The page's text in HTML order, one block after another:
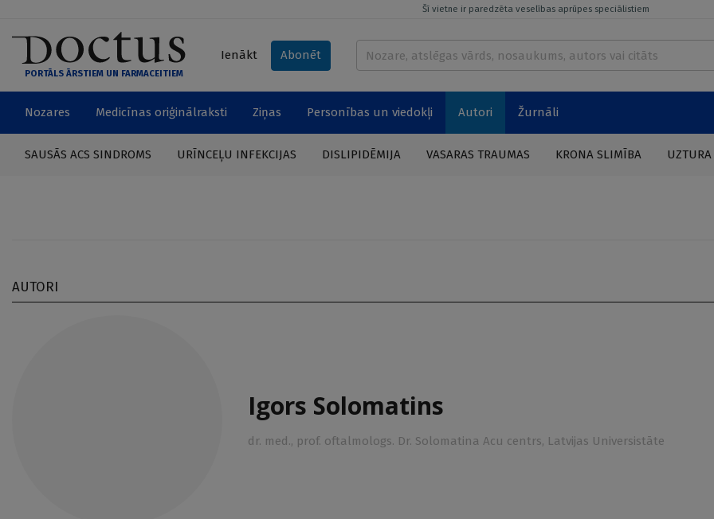
Šī vietne ir paredzēta veselības aprūpes speciālistiem
PORTĀLS ĀRSTIEM UN FARMACEITIEM
Ienākt Abonēt
Nozares Medicīnas oriģinālraksti Ziņas Personības un viedokļi Autori Žurnāli
SAUSĀS ACS SINDROMS URĪNCEĻU INFEKCIJAS DISLIPIDĒMIJA VASARAS TRAUMAS KRONA SLIMĪBA UZTURA
AUTORI
Igors Solomatins
dr. med., prof. oftalmologs. Dr. Solomatina Acu centrs, Latvijas Universistāte